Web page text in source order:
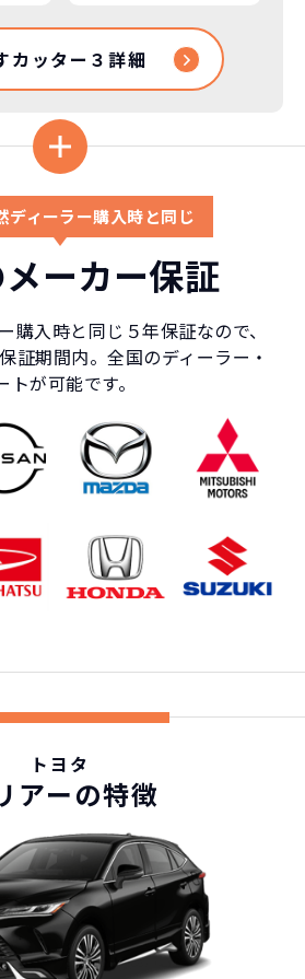
カッター３詳細
ディーラー購入時と同じ
ーカー保証
購入時と同じ５年保証なので、
証期間内。全国のディーラー・
が可能です。
トヨタ
アーの特徴